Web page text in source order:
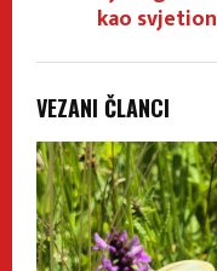
kao
VEZANI ČLANCI